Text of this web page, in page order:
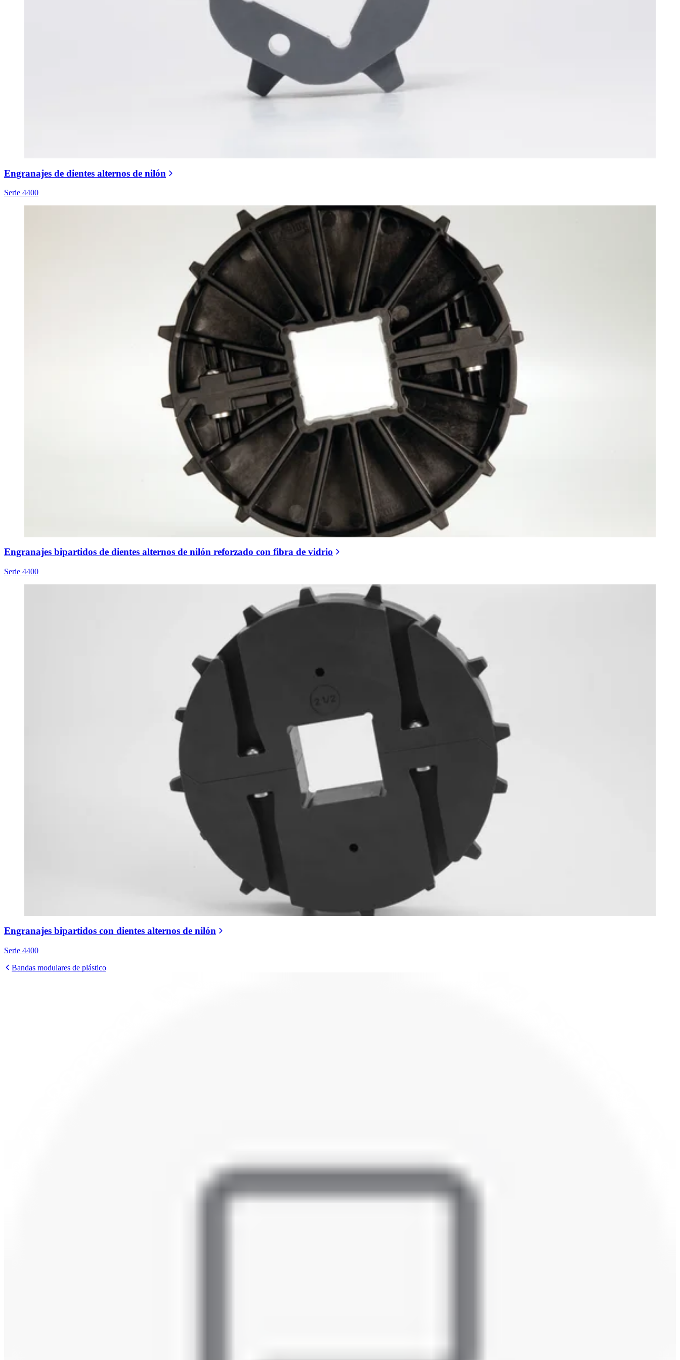
Engranajes de dientes alternos de nilón
Serie 4400
Engranajes bipartidos de dientes alternos de nilón reforzado con fibra de vidrio
Serie 4400
Engranajes bipartidos con dientes alternos de nilón
Serie 4400
Bandas modulares de plástico